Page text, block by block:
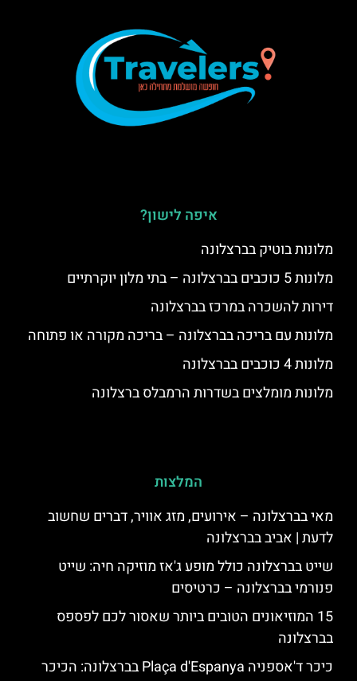
איפה לישון?
מלונות בוטיק בברצלונה
מלונות 5 כוכבים בברצלונה – בתי מלון יוקרתיים
דירות להשכרה במרכז בברצלונה
מלונות עם בריכה בברצלונה – בריכה מקורה או פתוחה
מלונות 4 כוכבים בברצלונה
מלונות מומלצים בשדרות הרמבלס ברצלונה
המלצות
מאי בברצלונה – אירועים, מזג אוויר, דברים שחשוב
לדעת | אביב בברצלונה
שייט בברצלונה כולל מופע ג'אז מוזיקה חיה: שייט
פנורמי בברצלונה – כרטיסים
15 המוזיאונים הטובים ביותר שאסור לכם לפספס
בברצלונה
כיכר ד'אספניה Plaça d'Espanya בברצלונה: הכיכר